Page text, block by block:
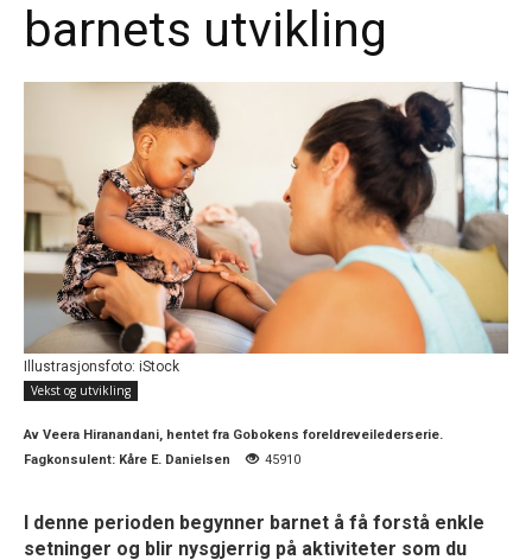
barnets utvikling
Illustrasjonsfoto: iStock
Vekst og utvikling
Av Veera Hiranandani, hentet fra Gobokens foreldreveilederserie.
Fagkonsulent: Kåre E. Danielsen
45910
I denne perioden begynner barnet å få forstå enkle
setninger og blir nysgjerrig på aktiviteter som du